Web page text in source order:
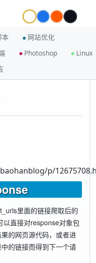
本
网站优化
Photoshop
Linux
p/
里面的链接爬取后的
直接对response对象包
的网页源代码，或者进
的链接而得到下一个请